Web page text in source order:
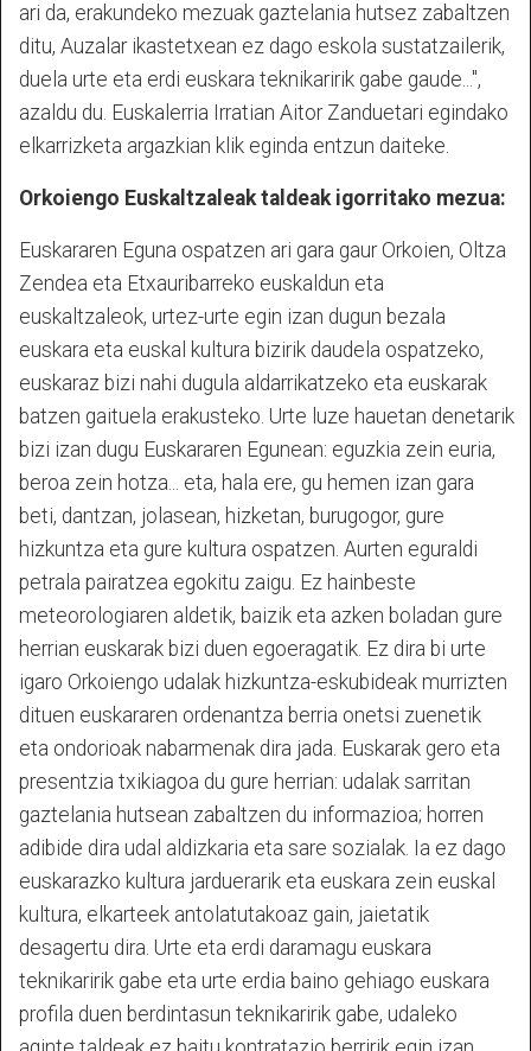
ari da, erakundeko mezuak gaztelania hutsez zabaltzen
ditu, Auzalar ikastetxean ez dago eskola sustatzailerik,
duela urte eta erdi euskara teknikaririk gabe gaude...",
azaldu du. Euskalerria Irratian Aitor Zanduetari egindako
elkarrizketa argazkian klik eginda entzun daiteke.
Orkoiengo Euskaltzaleak taldeak igorritako mezua:
Euskararen Eguna ospatzen ari gara gaur Orkoien, Oltza
Zendea eta Etxauribarreko euskaldun eta
euskaltzaleok, urtez-urte egin izan dugun bezala
euskara eta euskal kultura bizirik daudela ospatzeko,
euskaraz bizi nahi dugula aldarrikatzeko eta euskarak
batzen gaituela erakusteko. Urte luze hauetan denetarik
bizi izan dugu Euskararen Egunean: eguzkia zein euria,
beroa zein hotza... eta, hala ere, gu hemen izan gara
beti, dantzan, jolasean, hizketan, burugogor, gure
hizkuntza eta gure kultura ospatzen. Aurten eguraldi
petrala pairatzea egokitu zaigu. Ez hainbeste
meteorologiaren aldetik, baizik eta azken boladan gure
herrian euskarak bizi duen egoeragatik. Ez dira bi urte
igaro Orkoiengo udalak hizkuntza-eskubideak murrizten
dituen euskararen ordenantza berria onetsi zuenetik
eta ondorioak nabarmenak dira jada. Euskarak gero eta
presentzia txikiagoa du gure herrian: udalak sarritan
gaztelania hutsean zabaltzen du informazioa; horren
adibide dira udal aldizkaria eta sare sozialak. Ia ez dago
euskarazko kultura jarduerarik eta euskara zein euskal
kultura, elkarteek antolatutakoaz gain, jaietatik
desagertu dira. Urte eta erdi daramagu euskara
teknikaririk gabe eta urte erdia baino gehiago euskara
profila duen berdintasun teknikaririk gabe, udaleko